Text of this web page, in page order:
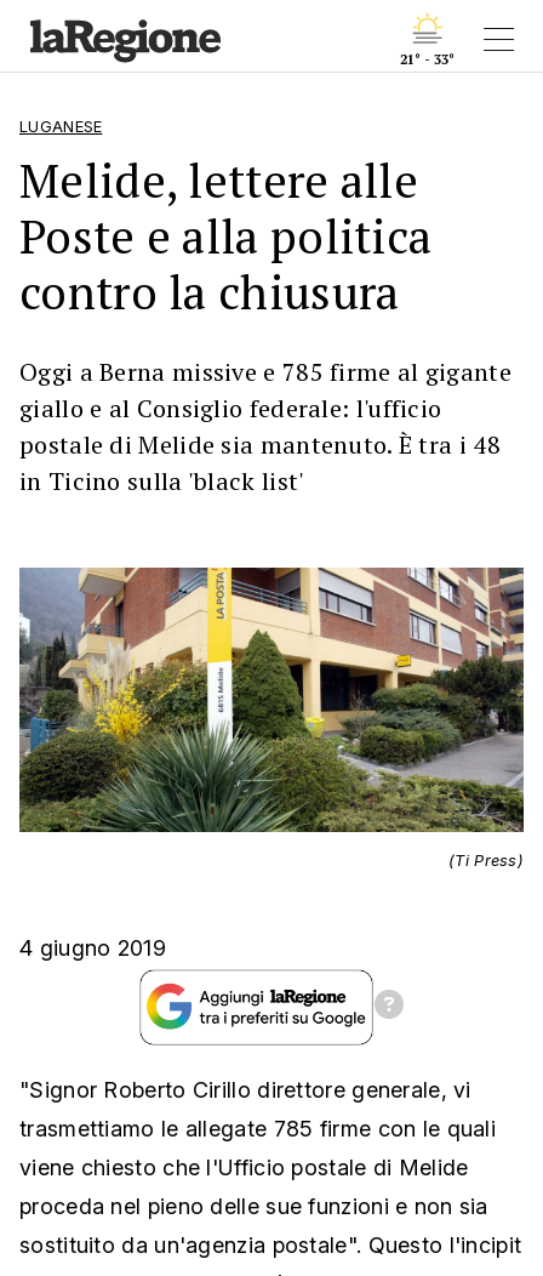
21° - 33°
LUGANESE
Melide, lettere alle
Poste e alla politica
contro la chiusura
Oggi a Berna missive e 785 firme al gigante
giallo e al Consiglio federale: l'ufficio
postale di Melide sia mantenuto. È tra i 48
in Ticino sulla 'black list'
(Ti Press)
4 giugno 2019
"Signor Roberto Cirillo direttore generale, vi
trasmettiamo le allegate 785 firme con le quali
viene chiesto che l'Ufficio postale di Melide
proceda nel pieno delle sue funzioni e non sia
sostituito da un'agenzia postale". Questo l'incipit